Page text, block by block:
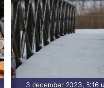
3 december 2023, 8:16